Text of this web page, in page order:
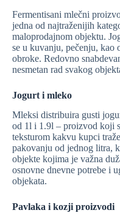
Fermentisani mlečni
jedna od najtraženijih
maloprodajnom objektu.
se u kuvanju, pečenju, kao
obroke. Redovno
nesmetan rad svakog
Jogurt i mleko
Mleksi distribuira gusti
od 1l i 1.9l – proizvod koji
teksturom kakvu kupci
pakovanju od jednog litra,
objekte kojima je važna
osnovne dnevne potrebe i
objekata.
Pavlaka i kozji proizvodi